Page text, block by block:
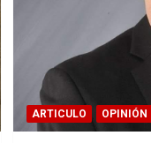
ARTICULO OPINIÓN